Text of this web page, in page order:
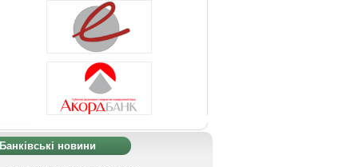
Банківські новини